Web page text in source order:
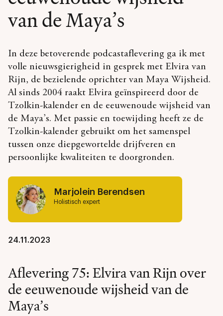
van de Maya’s
In deze betoverende podcastaflevering ga ik met
volle nieuwsgierigheid in gesprek met Elvira van
Rijn, de bezielende oprichter van Maya Wijsheid.
Al sinds 2004 raakt Elvira geïnspireerd door de
Tzolkin-kalender en de eeuwenoude wijsheid van
de Maya’s. Met passie en toewijding heeft ze de
Tzolkin-kalender gebruikt om het samenspel
tussen onze diepgewortelde drijfveren en
persoonlijke kwaliteiten te doorgronden.
Marjolein Berendsen
Holistisch expert
24.11.2023
Aflevering 75: Elvira van Rijn over
de eeuwenoude wijsheid van de
Maya’s